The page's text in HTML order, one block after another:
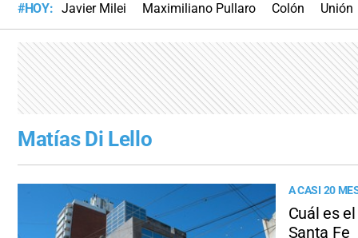
#HOY: Javier Milei Maximiliano Pullaro Colón Unión
Matías Di Lello
A CASI 20
Cuál es
Santa Fe